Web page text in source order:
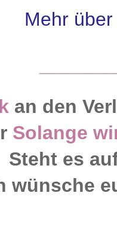
Mehr
an den
Solange
Steht es
wünsche